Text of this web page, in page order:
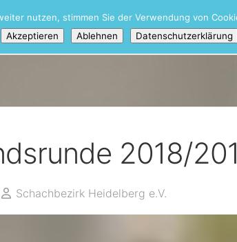
2018/
Schachbezirk Heidelberg e.V.
nutzen, stimmen Sie der Verwendung von
Akzeptieren
Ablehnen Datenschutzerklärung